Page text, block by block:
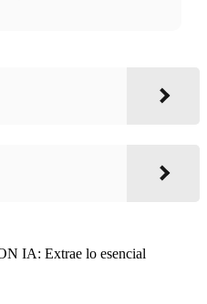
IA: Extrae lo esencial